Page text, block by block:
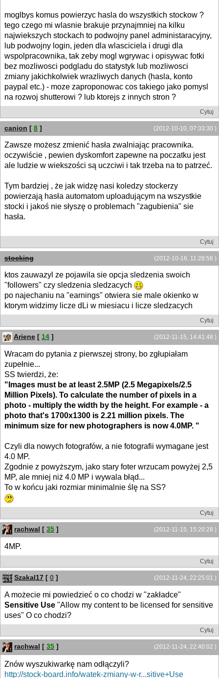
moglbys komus powierzyc hasla do wszystkich stockow ?
tego czego mi wlasnie brakuje przynajmniej na kilku
najwiekszych stockach to podwojny panel administaracyjny,
lub podwojny login, jeden dla wlasciciela i drugi dla
wspolpracownika, tak zeby mogl wgrywac i opisywac fotki
bez mozliwosci podgladu do statystyk lub mozliwosci
zmiany jakichkolwiek wrazliwych danych (hasla, konto
paypal etc.) - moze zaproponowac cos takiego jako pomysl
na rozwoj shutterowi ? lub ktorejs z innych stron ?
Cytuj
(2012-10-10, 07:33:30 )
canion [ 8 ]
Zawsze możesz zmienić hasła zwalniając pracownika.
oczywiście , pewien dyskomfort zapewne na poczatku jest
ale ludzie w wiekszości są uczciwi i tak trzeba na to patrzeć.
Tym bardziej , że jak widzę nasi koledzy stockerzy
powierzają hasła automatom uploadującym na wszystkie
stocki i jakoś nie słyszę o problemach "zagubienia" sie
hasła.
Cytuj
(2012-10-16, 11:28:56 )
stocking
ktos zauwazyl ze pojawila sie opcja sledzenia swoich
"followers" czy sledzenia sledzacych
po najechaniu na "earnings" otwiera sie male okienko w
ktorym widzimy licze dLi w miesiacu i licze sledzacych
Cytuj
(2012-11-15, 14:41:48 )
Ariene [ 14 ]
Wracam do pytania z pierwszej strony, bo zgłupiałam
zupełnie...
SS twierdzi, że:
"Images must be at least 2.5MP (2.5 Megapixels/2.5
Million Pixels). To calculate the number of pixels in a
photo - multiply the width by the height. For example - a
photo that's 1700x1300 is 2.21 million pixels. The
minimum size for new photographers is now 4.0MP. "
Czyli dla nowych fotografów, a nie fotografii wymagane jest
4.0 MP.
Zgodnie z powyższym, jako stary foter wrzucam powyżej 2,5
MP, ale mniej niż 4.0 MP i wywala błąd...
To w końcu jaki rozmiar minimalnie ślę na SS?
Cytuj
(2012-11-15, 15:20:28 )
rachwal [ 35 ]
4MP.
Cytuj
(2012-11-24, 22:25:01 )
Szakal17 [ 0 ]
A możecie mi powiedzieć o co chodzi w "zakładce"
Sensitive Use "Allow my content to be licensed for sensitive
uses" O co chodzi?
Cytuj
(2012-11-24, 22:40:02 )
rachwal [ 35 ]
Znów wyszukiwarkę nam odłączyli?
http://stock-board.info/watek-zmiany-w-r...sitive+Use